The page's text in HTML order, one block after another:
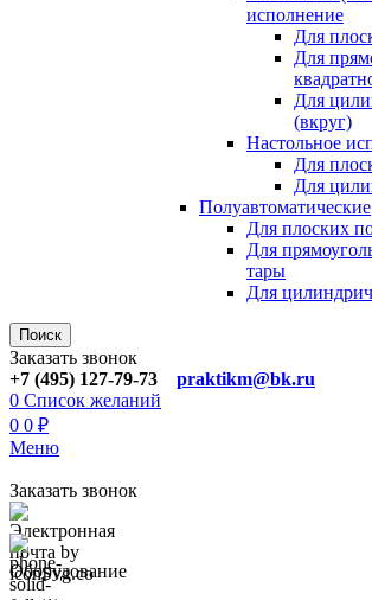
исполнение
Для
Для
Для
(вкруг)
Настольное
Для
Для
Полуавтоматические
Для плoских
Для
тары
Для
Поиск
Заказать звонок
+7 (495) 127-79-73
praktikm@bk.ru
0 Список желаний
0 0 ₽
Меню
Заказать звонок
Оборудование